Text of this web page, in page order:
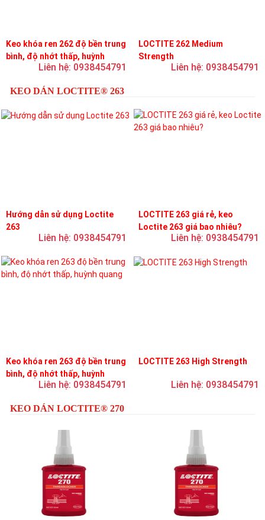
Keo khóa ren 262 độ bền trung
bình, độ nhớt thấp, huỳnh
Liên hệ: 0938454791
LOCTITE 262 Medium
Strength
Liên hệ: 0938454791
KEO DÁN LOCTITE® 263
Hướng dẫn sử dụng Loctite
263
Liên hệ: 0938454791
LOCTITE 263 giá rẻ, keo
Loctite 263 giá bao nhiêu?
Liên hệ: 0938454791
Keo khóa ren 263 độ bền trung
bình, độ nhớt thấp, huỳnh
Liên hệ: 0938454791
LOCTITE 263 High Strength
Liên hệ: 0938454791
KEO DÁN LOCTITE® 270